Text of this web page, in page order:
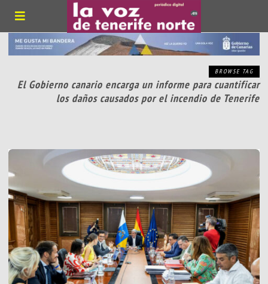
BROWSE TAG
El Gobierno canario encarga un informe para cuantificar
los daños causados por el incendio de Tenerife